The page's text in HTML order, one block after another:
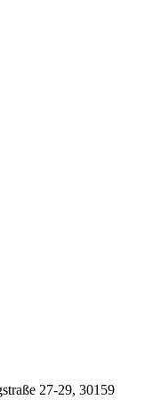
27-29, 30159